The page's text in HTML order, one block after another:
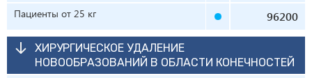
Пациенты от 25 кг 96200
ХИРУРГИЧЕСКОЕ УДАЛЕНИЕ
НОВООБРАЗОВАНИЙ В ОБЛАСТИ КОНЕЧНОСТЕЙ